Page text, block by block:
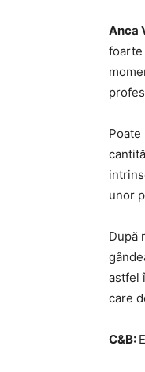
Anca
foarte
unor
După
astfel
care
C&B: